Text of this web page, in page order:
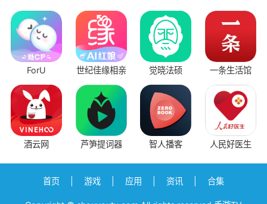
地址，为用户提供最详细的直播平台。
ForU 世纪佳缘相亲 觉晓法硕 一条生活馆
酒云网 芦笋提词器 智人播客 人民好医生
首页 游戏 应用 资讯 合集